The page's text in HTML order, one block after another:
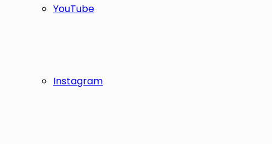
YouTube
Instagram